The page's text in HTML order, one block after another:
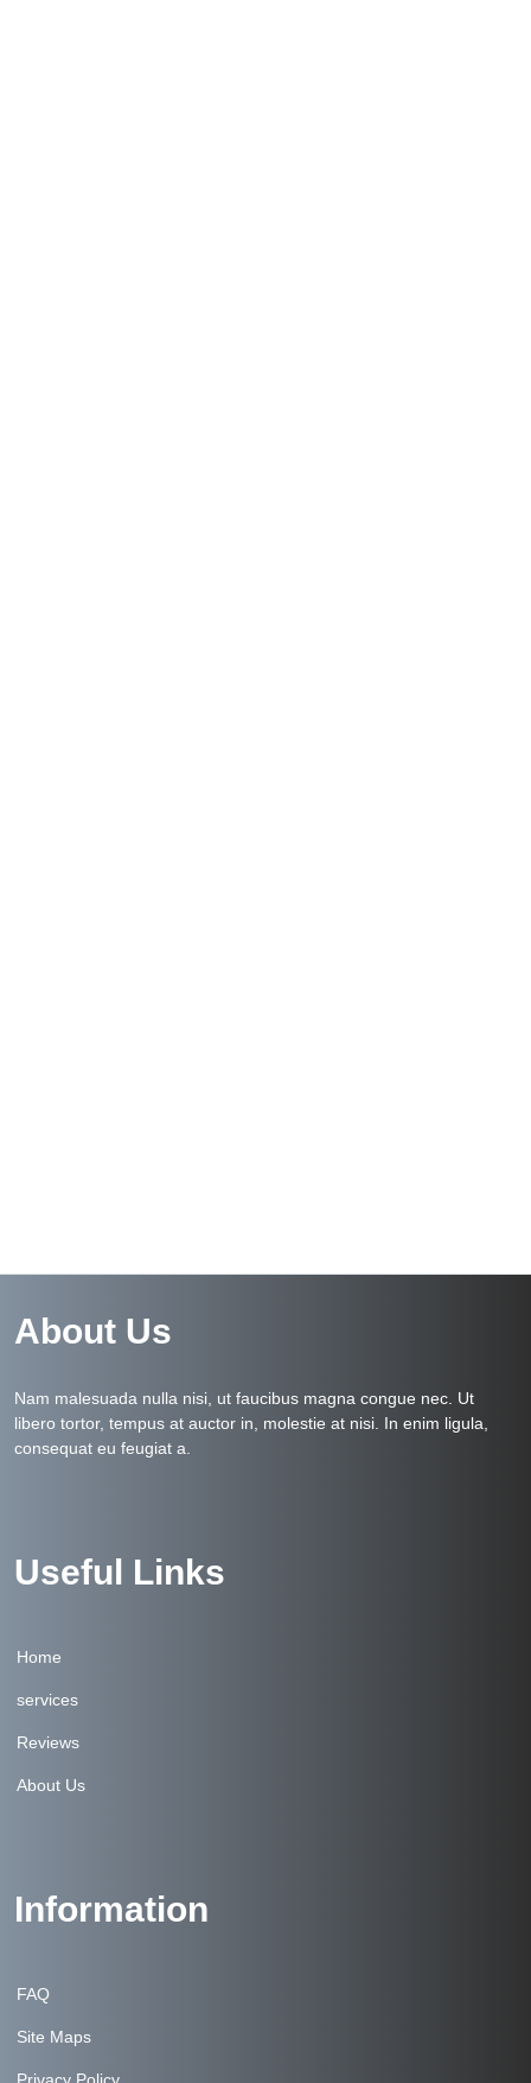
About Us
Nam malesuada nulla nisi, ut faucibus magna congue nec. Ut
libero tortor, tempus at auctor in, molestie at nisi. In enim ligula,
consequat eu feugiat a.
Useful Links
Home
services
Reviews
About Us
Information
FAQ
Site Maps